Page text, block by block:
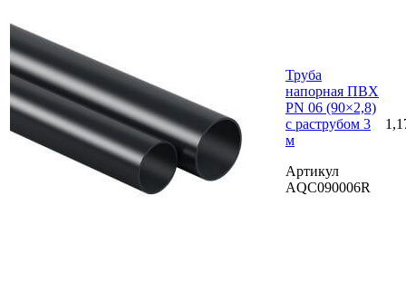
Труба
напорная ПВХ
PN 06 (90×2,8)
с раструбом 3
м
Артикул
AQC090006R